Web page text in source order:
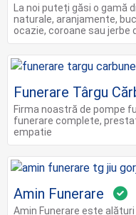
La noi puteți găsi o gamă
naturale, aranjamente,
ocazie, coroane sau jerbe
Funerare Târgu
Firma noastră de pompe
funerare complete,
empatie
Amin Funerare
Amin Funerare este